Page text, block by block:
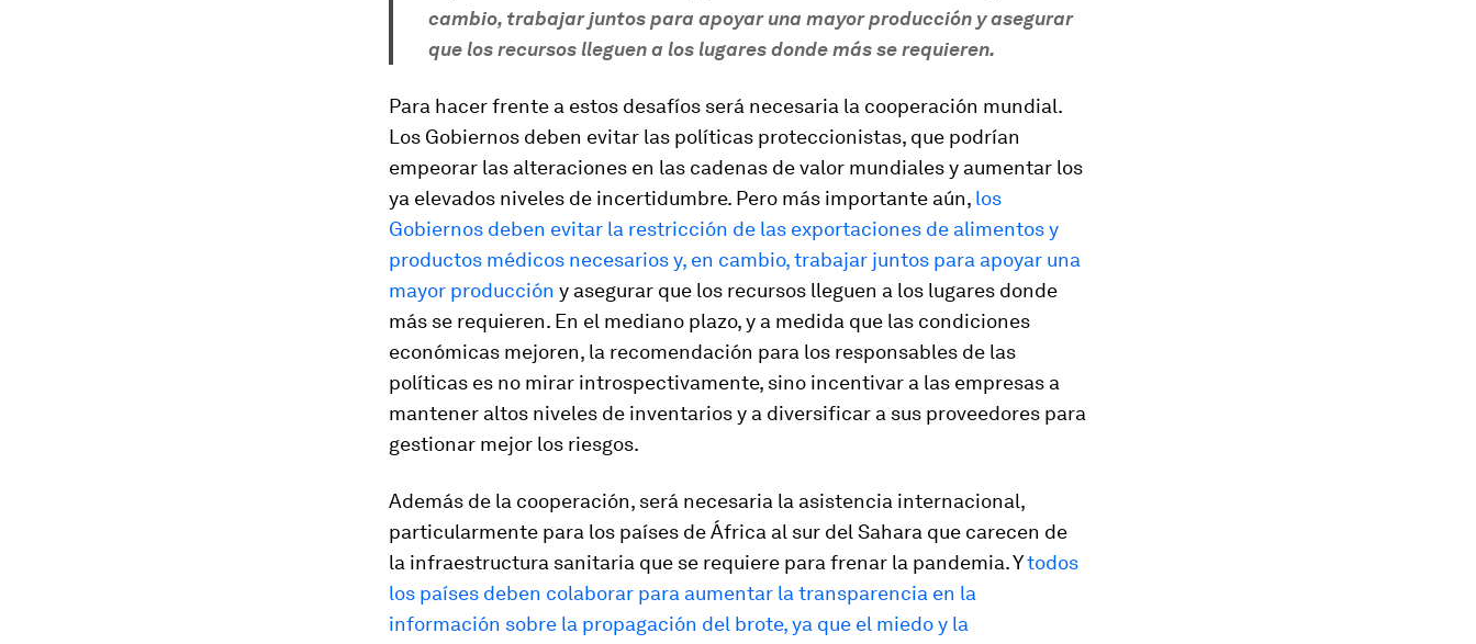
cambio, trabajar juntos para apoyar una mayor producción y asegurar
que los recursos lleguen a los lugares donde más se requieren.
Para hacer frente a estos desafíos será necesaria la cooperación mundial.
Los Gobiernos deben evitar las políticas proteccionistas, que podrían
empeorar las alteraciones en las cadenas de valor mundiales y aumentar los
ya elevados niveles de incertidumbre. Pero más importante aún, los
Gobiernos deben evitar la restricción de las exportaciones de alimentos y
productos médicos necesarios y, en cambio, trabajar juntos para apoyar una
mayor producción y asegurar que los recursos lleguen a los lugares donde
más se requieren. En el mediano plazo, y a medida que las condiciones
económicas mejoren, la recomendación para los responsables de las
políticas es no mirar introspectivamente, sino incentivar a las empresas a
mantener altos niveles de inventarios y a diversificar a sus proveedores para
gestionar mejor los riesgos.
Además de la cooperación, será necesaria la asistencia internacional,
particularmente para los países de África al sur del Sahara que carecen de
la infraestructura sanitaria que se requiere para frenar la pandemia. Ytodos
los países deben colaborar para aumentar la transparencia en la
información sobre la propagación del brote, ya que el miedo y la